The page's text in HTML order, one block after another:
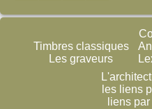
Timbres classiques
Les graveurs
les liens
liens